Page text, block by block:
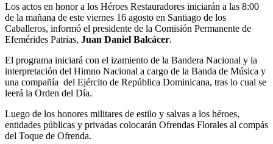
Los actos en honor a los Héroes Restauradores iniciarán a las 8:00
de la mañana de este viernes 16 agosto en Santiago de los
Caballeros, informó el presidente de la Comisión Permanente de
Efemérides Patrias, Juan Daniel Balcácer.
El programa iniciará con el izamiento de la Bandera Nacional y la
interpretación del Himno Nacional a cargo de la Banda de Música y
una compañía del Ejército de República Dominicana, tras lo cual se
leerá la Orden del Día.
Luego de los honores militares de estilo y salvas a los héroes,
entidades públicas y privadas colocarán Ofrendas Florales al compás
del Toque de Ofrenda.